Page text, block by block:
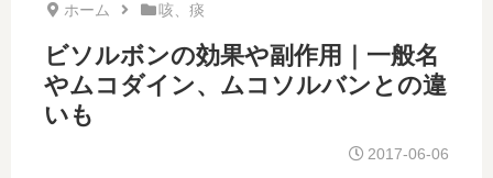
ホーム 咳、痰
ビソルボンの効果や副作用｜一般名
やムコダイン、ムコソルバンとの違
いも
2017-06-06